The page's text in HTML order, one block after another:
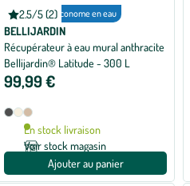
2.5/5 (2)
Note
moyenne
de
2.5
sur
5
avec
avis
Économe en eau
BELLIJARDIN
Récupérateur à eau mural anthracite
Bellijardin® Latitude - 300 L
99,99 €
Disponible
coloris
Anthracite
BeigeMarron
Cappucino
En stock livraison
Voir stock magasin
Ajouter au panier